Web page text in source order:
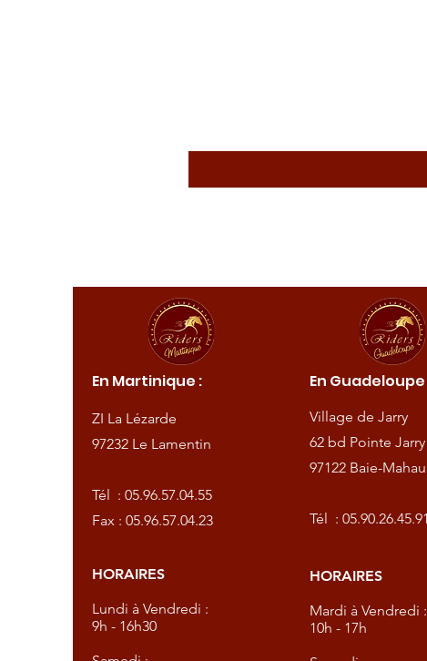
En Martinique :
ZI La Lézarde
97232 Le Lamentin
Tél :05.96.57.04.55
Fax : 05.96.57.04.23
HORAIRES
Lundi à Vendredi :
9h - 16h30
En Guadeloupe
Village de Jarry
62 bd Pointe Jarry
97122 Baie-
Tél : 05.90.26.45.91
HORAIRES
Mardi à Vendredi :
10h - 17h